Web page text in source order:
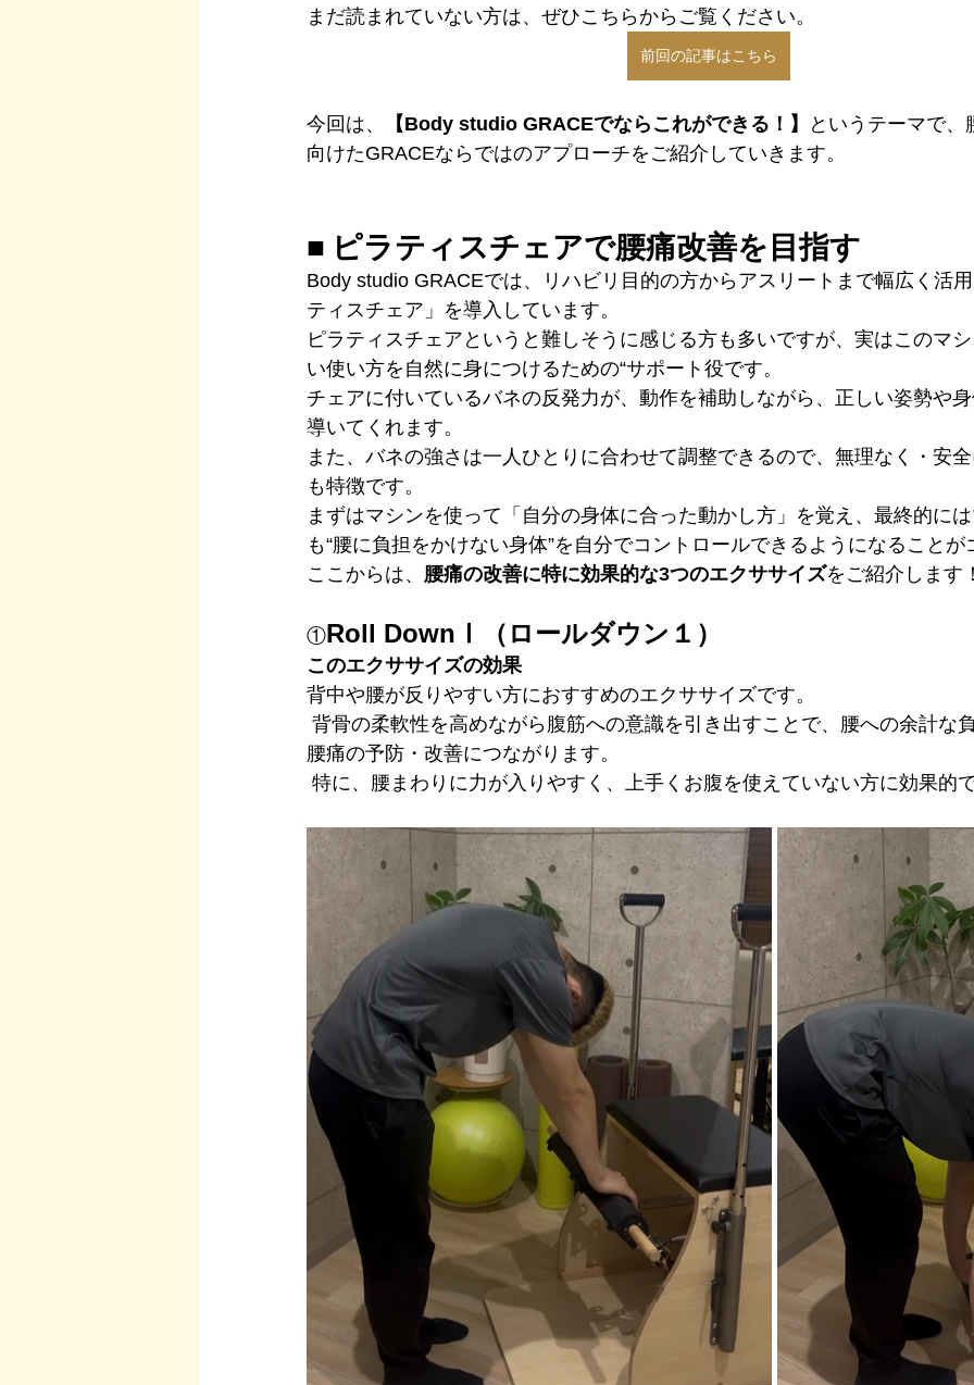
まだ読まれていない方は、ぜひこちらからご覧ください。
前回の記事はこちら
今回は、 【Body studio GRACEでならこれができる！】
というテーマで、
向けたGRACEならではのアプローチをご紹介していきます。
■ ピラティスチェアで腰痛改善を目指す
Body studio GRACEでは、リハビリ目的の方からアスリートまで幅広く活
ティスチェア」を導入しています。
ピラティスチェアというと難しそうに感じる方も多いですが、実はこのマ
い使い方を自然に身につけるための“サポート役です。
チェアに付いているバネの反発力が、動作を補助しながら、正しい姿勢や
導いてくれます。
また、バネの強さは一人ひとりに合わせて調整できるので、無理なく・安
も特徴です。
まずはマシンを使って「自分の身体に合った動かし方」を覚え、最終的に
も“腰に負担をかけない身体”を自分でコントロールできるようになることが
ここからは、 腰痛の改善に特に効果的な3つのエクササイズをご紹介します
①Roll DownⅠ（ロールダウン１）
このエクササイズの効果
背中や腰が反りやすい方におすすめのエクササイズです。
腰痛の予防・改善につながります。
特に、腰まわりに力が入りやすく、上手くお腹を使えていない方に効果的